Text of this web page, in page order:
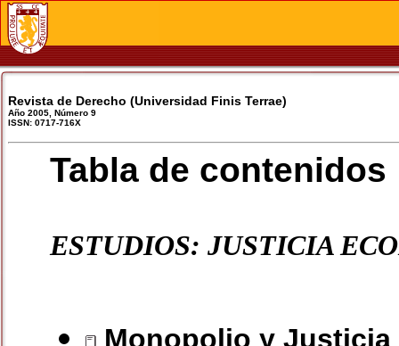
Revista de Derecho (Universidad Finis Terrae)
Año 2005, Número 9
ISSN: 0717-716X
Tabla de contenidos
ESTUDIOS: JUSTICIA
Monopolio y Justicia